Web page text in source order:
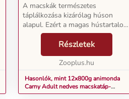
A macskák természetes
táplálkozása kizárólag húson
alapul. Ezért a magas hústartalom
nagyon fontos a macskák
táplálásában. A gabonát a
macskák csak nehezen tudják
megemészteni, s ráadásul az
Részletek
Zooplus.hu
Hasonlók, mint 12x800g animonda
Carny Adult nedves macskatáp-
Csirke, pulyka & nyúl